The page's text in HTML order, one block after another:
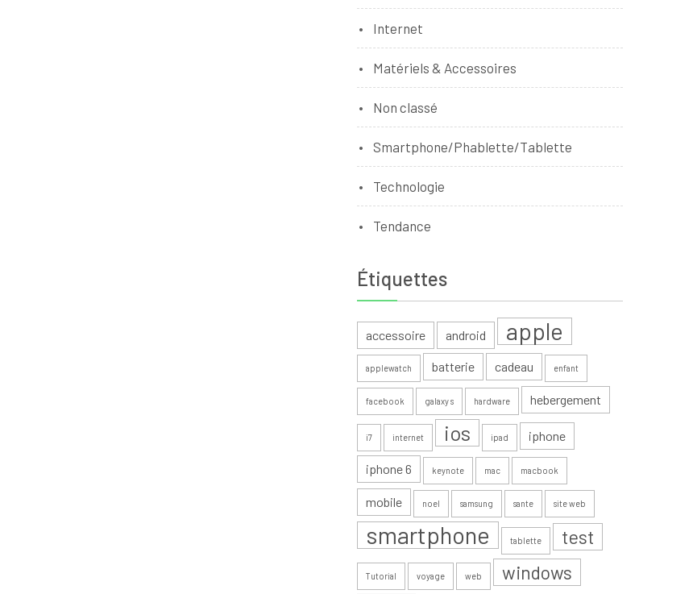
Internet
Matériels & Accessoires
Non classé
Smartphone/Phablette/Tablette
Technologie
Tendance
Étiquettes
accessoire android apple
applewatch batterie cadeau enfant
facebook galaxy s hardware hebergement
i7 internet ios ipad iphone
iphone 6 keynote mac macbook
mobile noel samsung sante site web
smartphone tablette test
Tutorial voyage web windows